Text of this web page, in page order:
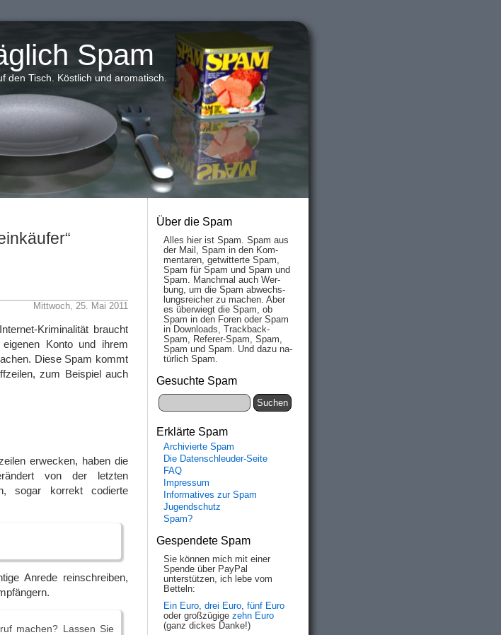
Spam
den Tisch. Köstlich und aromatisch.
Mittwoch, 25. Mai 2011
Kriminalität braucht
Konto und ihrem
Diese Spam kommt
zum Beispiel auch
erwecken, haben die
von der letzten
sogar korrekt codierte
Anrede reinschreiben,
machen? Lassen Sie
Über die Spam
Alles hier ist Spam. Spam aus
der Mail, Spam in den Kom­
men­taren, ge­twit­ter­te Spam,
Spam für Spam und Spam und
Spam. Manch­mal auch Wer­
bung, um die Spam ab­wechs­
lungs­reich­er zu mach­en. Aber
es über­wiegt die Spam, ob
Spam in den Fo­ren oder Spam
in Down­loads, Track­back-
Spam, Re­fe­rer-Spam, Spam,
Spam und Spam. Und da­zu na­
tür­lich Spam.
Gesuchte Spam
Erklärte Spam
Archivierte Spam
Die Datenschleuder-Seite
FAQ
Impressum
Informatives zur Spam
Jugendschutz
Spam?
Gespendete Spam
Sie können mich mit einer
Spende über PayPal
unterstützen, ich lebe vom
Betteln:
Ein Euro, drei Euro, fünf Euro
oder großzügige zehn Euro
(ganz dickes Danke!)